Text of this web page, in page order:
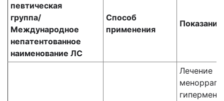
певтическая
группа/
Международное
непатентованное
наименование ЛС
Способ
применения
Показания
Лечение